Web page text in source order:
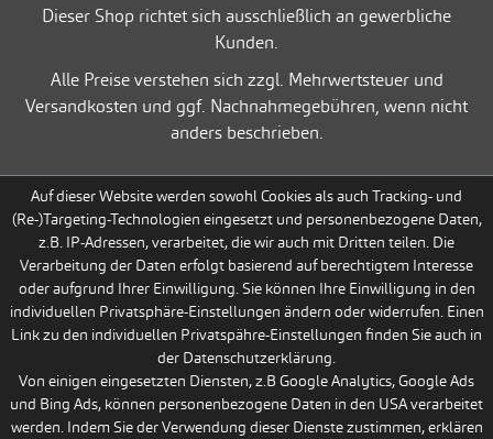
Dieser Shop richtet sich ausschließlich an gewerbliche
Kunden.
Alle Preise verstehen sich zzgl. Mehrwertsteuer und
Versandkosten und ggf. Nachnahmegebühren, wenn nicht
anders beschrieben.
Auf dieser Website werden sowohl Cookies als auch Tracking- und
(Re-)Targeting-Technologien eingesetzt und personenbezogene Daten,
z.B. IP-Adressen, verarbeitet, die wir auch mit Dritten teilen. Die
Verarbeitung der Daten erfolgt basierend auf berechtigtem Interesse
oder aufgrund Ihrer Einwilligung. Sie können Ihre Einwilligung in den
individuellen Privatsphäre-Einstellungen ändern oder widerrufen. Einen
Link zu den individuellen Privatspähre-Einstellungen finden Sie auch in
der Datenschutzerklärung.
Von einigen eingesetzten Diensten, z.B Google Analytics, Google Ads
und Bing Ads, können personenbezogene Daten in den USA verarbeitet
werden. Indem Sie der Verwendung dieser Dienste zustimmen, erklären